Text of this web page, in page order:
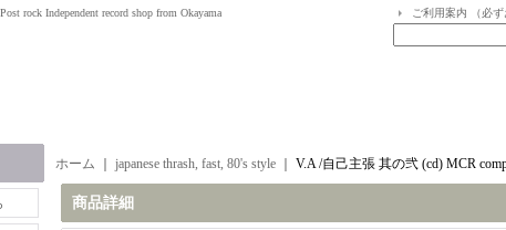
rock Independent record shop from Okayama ご利用案内 （必ず
ホーム japanese thrash, fast, 80's style V.A /自己主張 其の弐 (cd) MCR
商品詳細